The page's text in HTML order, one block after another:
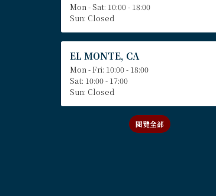
Mon - Sat: 10:00 - 18:00
Sun: Closed
EL MONTE, CA
Mon - Fri: 10:00 - 18:00
Sat: 10:00 - 17:00
Sun: Closed
閱覽全部